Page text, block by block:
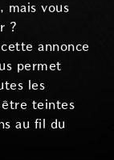
mais vous
?
annonce
permet
les
être teintes
au fil du